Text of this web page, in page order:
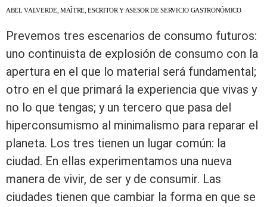
ABEL VALVERDE, MAÎTRE, ESCRITOR Y ASESOR DE SERVICIO GASTRONÓMICO
Prevemos tres escenarios de consumo futuros:
uno continuista de explosión de consumo con la
apertura en el que lo material será fundamental;
otro en el que primará la experiencia que vivas y
no lo que tengas; y un tercero que pasa del
hiperconsumismo al minimalismo para reparar el
planeta. Los tres tienen un lugar común: la
ciudad. En ellas experimentamos una nueva
manera de vivir, de ser y de consumir. Las
ciudades tienen que cambiar la forma en que se